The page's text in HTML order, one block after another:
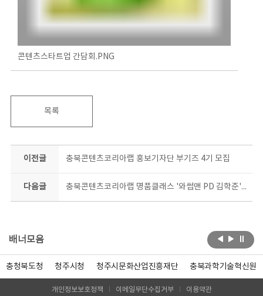
콘텐츠스타트업 간담회.PNG
목록
이전글 충북콘텐츠코리아랩 홍보기자단 부기즈 4기 모집
다음글 충북콘텐츠코리아랩 명품클래스 '와썹맨 PD 김학준' 온다
배너모음
충청북도청 청주시청 청주시문화산업진흥재단 충북과학기술혁신원
개인정보보호정책 이메일무단수집거부 이용약관